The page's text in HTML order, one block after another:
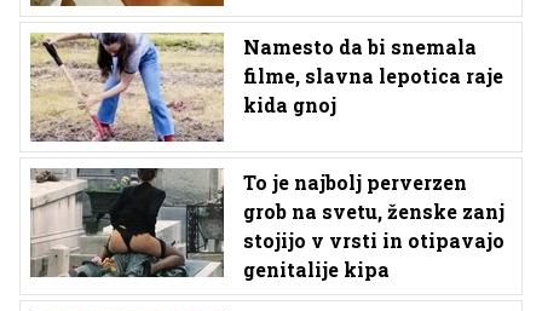
Namesto da bi snemala
filme, slavna lepotica raje
kida gnoj
To je najbolj perverzen
grob na svetu, ženske zanj
stojijo v vrsti in otipavajo
genitalije kipa